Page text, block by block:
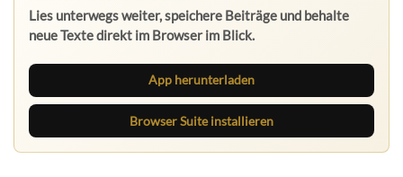
Lies unterwegs weiter, speichere Beiträge und behalte
neue Texte direkt im Browser im Blick.
App herunterladen
Browser Suite installieren